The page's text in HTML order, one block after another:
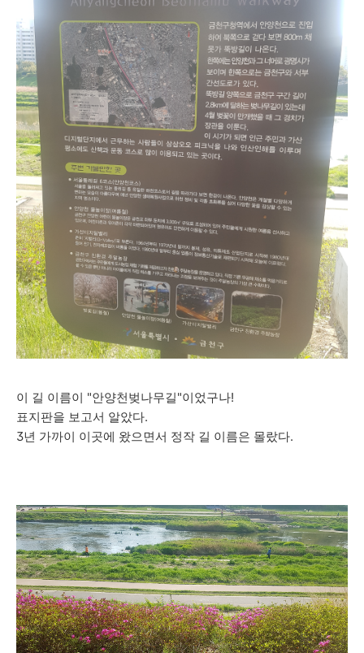
이 길 이름이 "안양천벚나무길"이었구나!
표지판을 보고서 알았다.
3년 가까이 이곳에 왔으면서 정작 길 이름은 몰랐다.